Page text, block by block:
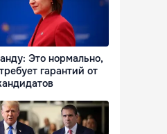
Это нормально,
гарантий от